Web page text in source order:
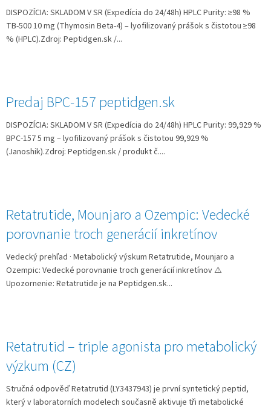
DISPOZÍCIA: SKLADOM V SR (Expedícia do 24/48h) HPLC Purity: ≥98 %
TB‑500 10 mg (Thymosin Beta‑4) – lyofilizovaný prášok s čistotou ≥98
% (HPLC).Zdroj: Peptidgen.sk /...
Predaj BPC-157 peptidgen.sk
DISPOZÍCIA: SKLADOM V SR (Expedícia do 24/48h) HPLC Purity: 99,929 %
BPC‑157 5 mg – lyofilizovaný prášok s čistotou 99,929 %
(Janoshik).Zdroj: Peptidgen.sk / produkt č....
Retatrutide, Mounjaro a Ozempic: Vedecké
porovnanie troch generácií inkretínov
Vedecký prehľad · Metabolický výskum Retatrutide, Mounjaro a
Ozempic: Vedecké porovnanie troch generácií inkretínov ⚠️
Upozornenie: Retatrutide je na Peptidgen.sk...
Retatrutid – triple agonista pro metabolický
výzkum (CZ)
Stručná odpověď Retatrutid (LY3437943) je první syntetický peptid,
který v laboratorních modelech současně aktivuje tři metabolické